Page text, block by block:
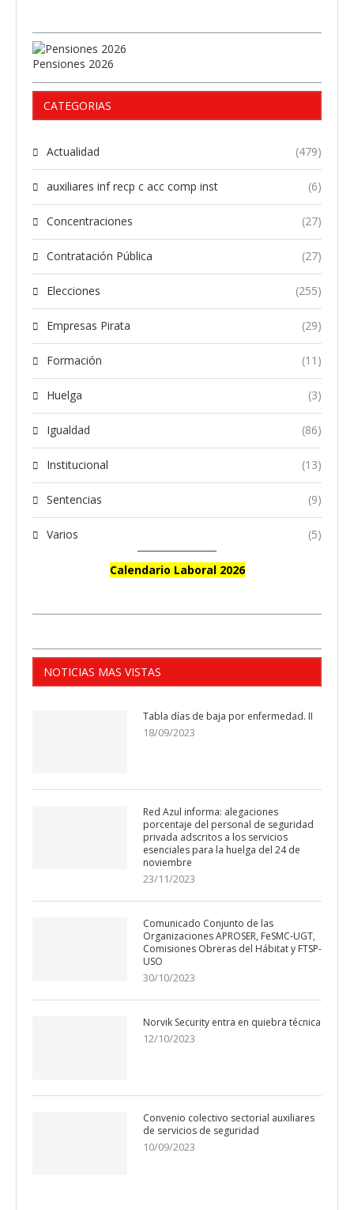
Pensiones 2026
CATEGORIAS
Actualidad (479)
auxiliares inf recp c acc comp inst (6)
Concentraciones (27)
Contratación Pública (27)
Elecciones (255)
Empresas Pirata (29)
Formación (11)
Huelga (3)
Igualdad (86)
Institucional (13)
Sentencias (9)
Varios (5)
Calendario Laboral 2026
NOTICIAS MAS VISTAS
Tabla días de baja por enfermedad. II
18/09/2023
Red Azul informa: alegaciones
porcentaje del personal de seguridad
privada adscritos a los servicios
esenciales para la huelga del 24 de
noviembre
23/11/2023
Comunicado Conjunto de las
Organizaciones APROSER, FeSMC-UGT,
Comisiones Obreras del Hábitat y FTSP-
USO
30/10/2023
Norvik Security entra en quiebra técnica
12/10/2023
Convenio colectivo sectorial auxiliares
de servicios de seguridad
10/09/2023